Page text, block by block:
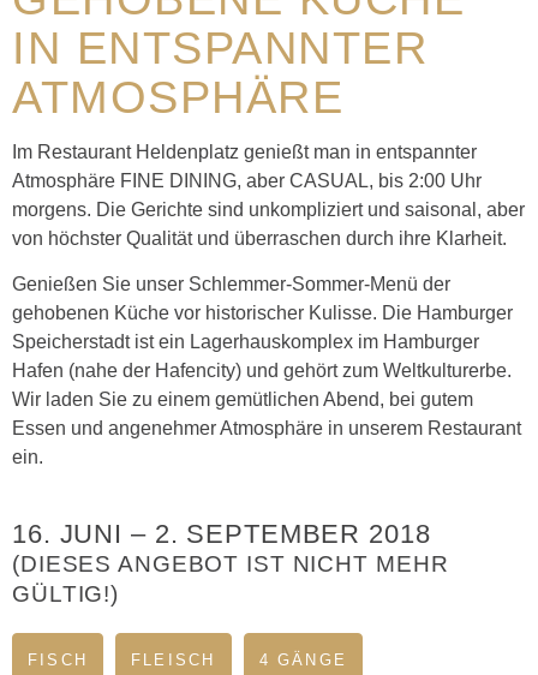
IN ENTSPANNTER
ATMOSPHÄRE
Im Restaurant Heldenplatz genießt man in entspannter
Atmosphäre FINE DINING, aber CASUAL, bis 2:00 Uhr
morgens. Die Gerichte sind unkompliziert und saisonal, aber
von höchster Qualität und überraschen durch ihre Klarheit.
Genießen Sie unser Schlemmer-Sommer-Menü der
gehobenen Küche vor historischer Kulisse. Die Hamburger
Speicherstadt ist ein Lagerhauskomplex im Hamburger
Hafen (nahe der Hafencity) und gehört zum Weltkulturerbe.
Wir laden Sie zu einem gemütlichen Abend, bei gutem
Essen und angenehmer Atmosphäre in unserem Restaurant
ein.
16. JUNI – 2. SEPTEMBER 2018
(DIESES ANGEBOT IST NICHT MEHR
GÜLTIG!)
FISCH FLEISCH 4 GÄNGE